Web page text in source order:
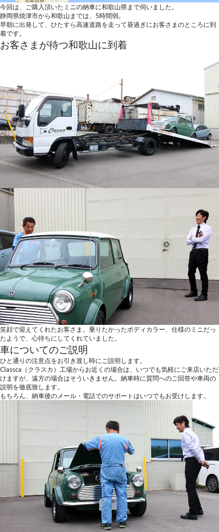
今回は、ご購入頂いたミニの納車に和歌山県まで伺いました。
静岡県焼津市から和歌山までは、5時間弱。
早朝に出発して、ひたすら高速道路を走って昼過ぎにお客さまのところに到
着です。
お客さまが待つ和歌山に到着
笑顔で迎えてくれたお客さま。乗りたかったボディカラー、仕様のミニだっ
たようで、心待ちにしてくれていました。
車についてのご説明
ひと通りの注意点をお引き渡し時にご説明します。
Classca（クラスカ）工場からお近くの場合は、いつでも気軽にご来店いただ
けますが、遠方の場合はそういきません。納車時に質問へのご回答や車両の
説明を徹底致します。
もちろん、納車後のメール・電話でのサポートはいつでもお受けします。